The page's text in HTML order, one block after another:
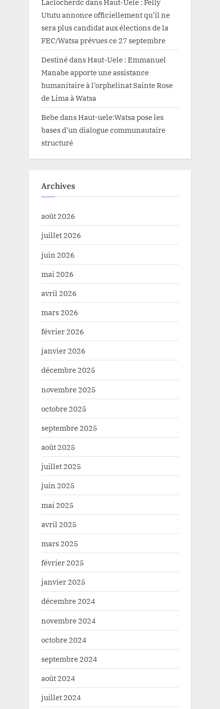
Ututu annonce officiellement qu’il ne
sera plus candidat aux élections de la
FEC/Watsa prévues ce 27 septembre
DestinédansHaut-Uele : Emmanuel
Manabe apporte une assistance
humanitaire à l’orphelinat Sainte Rose
de Lima à Watsa
BebedansHaut-uele:Watsa pose les
bases d’un dialogue communautaire
structuré
Archives
août 2026
juillet 2026
juin 2026
mai 2026
avril 2026
mars 2026
février 2026
janvier 2026
décembre 2025
novembre 2025
octobre 2025
septembre 2025
août 2025
juillet 2025
juin 2025
mai 2025
avril 2025
mars 2025
février 2025
janvier 2025
décembre 2024
novembre 2024
octobre 2024
septembre 2024
août 2024
juillet 2024